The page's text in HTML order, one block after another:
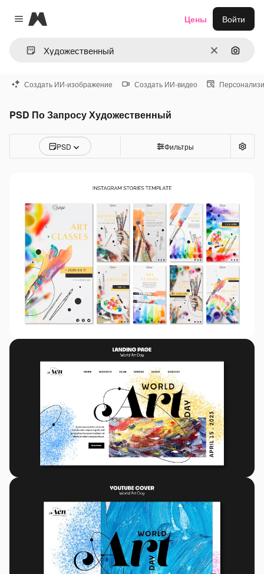
Close menu
Magnific
ОчиститьПоиск
Цены Войти
Создать ИИ-изображение Создать ИИ-видео
PSD По Запросу Художественный
PSD Фильтры